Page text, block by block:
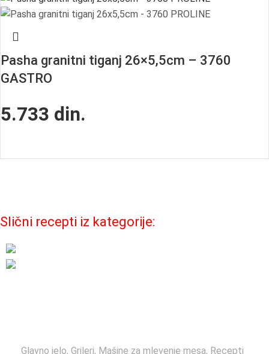
Pasha granitni tiganj 26×5,5cm – 3760
GASTRO
5.733 din.
Slični recepti iz kategorije:
Glavno jelo, Grileri, Mašine za mlevenje mesa, Recepti